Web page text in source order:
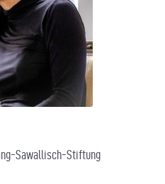
Sawallisch-Stiftung